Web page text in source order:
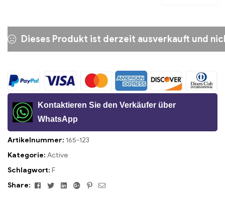
Dieses Produkt ist derzeit ausverkauft und
Kontaktieren Sie den Verkäufer über
WhatsApp
Artikelnummer: 165-123
Kategorie: Active
Schlagwort: F
Share:
FacebookTwitterLinkedinGoogle+Pinterest
Email